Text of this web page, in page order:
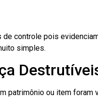
controle pois
simples.
patrimônio ou item